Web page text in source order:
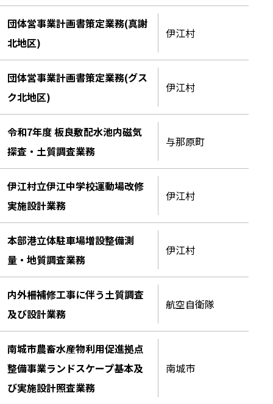
団体営事業計画書策定業務(真謝
北地区)
伊江村
団体営事業計画書策定業務(グス
ク北地区)
伊江村
令和7年度 板良敷配水池内磁気
探査・土質調査業務
与那原町
伊江村立伊江中学校運動場改修
実施設計業務
伊江村
本部港立体駐車場増設整備測
量・地質調査業務
伊江村
内外柵補修工事に伴う土質調査
及び設計業務
航空自衛隊
南城市農畜水産物利用促進拠点
整備事業ランドスケープ基本及
び実施設計照査業務
南城市